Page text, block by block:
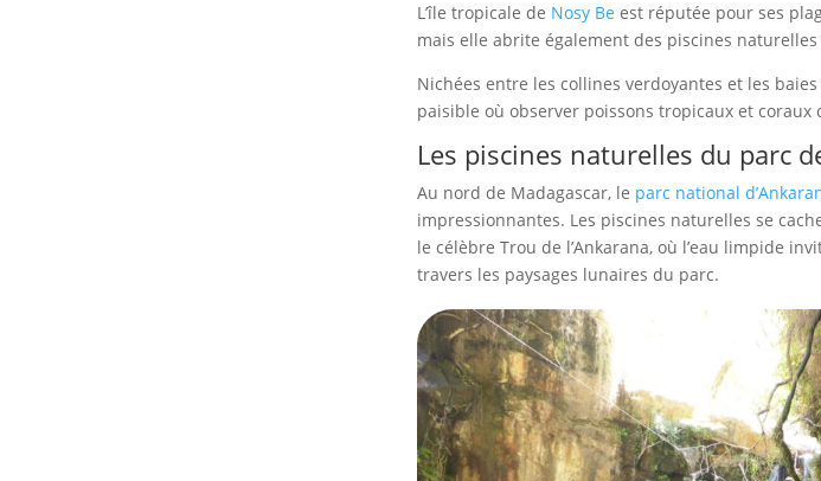
L’île tropicale de Nosy Be est réputée pour ses
mais elle abrite également des piscines
Nichées entre les collines verdoyantes et les
paisible où observer poissons tropicaux et coraux
Les piscines naturelles du parc
Au nord de Madagascar, le parc national
impressionnantes. Les piscines naturelles se
le célèbre Trou de l’Ankarana, où l’eau limpide
travers les paysages lunaires du parc.